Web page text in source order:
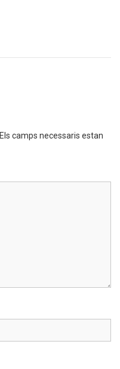
Els camps necessaris estan